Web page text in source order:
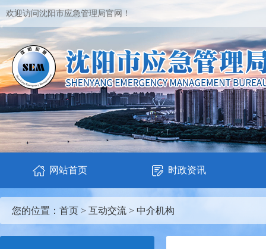
欢迎访问沈阳市应急管理局官网！
网站首页 时政资讯
您的位置： 首页 > 互动交流 > 中介机构